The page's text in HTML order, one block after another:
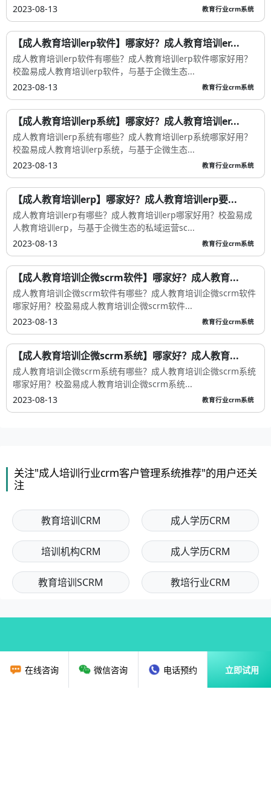
2023-08-13
教育行业crm系统
【成人教育培训erp软件】哪家好？成人教育培训er...
成人教育培训erp软件有哪些？成人教育培训erp软件哪家好用？
校盈易成人教育培训erp软件，与基于企微生态...
2023-08-13
教育行业crm系统
【成人教育培训erp系统】哪家好？成人教育培训er...
成人教育培训erp系统有哪些？成人教育培训erp系统哪家好用？
校盈易成人教育培训erp系统，与基于企微生态...
2023-08-13
教育行业crm系统
【成人教育培训erp】哪家好？成人教育培训erp要...
成人教育培训erp有哪些？成人教育培训erp哪家好用？校盈易成
人教育培训erp，与基于企微生态的私域运营sc...
2023-08-13
教育行业crm系统
【成人教育培训企微scrm软件】哪家好？成人教育...
成人教育培训企微scrm软件有哪些？成人教育培训企微scrm软件
哪家好用？校盈易成人教育培训企微scrm软件...
2023-08-13
教育行业crm系统
【成人教育培训企微scrm系统】哪家好？成人教育...
成人教育培训企微scrm系统有哪些？成人教育培训企微scrm系统
哪家好用？校盈易成人教育培训企微scrm系统...
2023-08-13
教育行业crm系统
关注"成人培训行业crm客户管理系统推荐"的用户还关
注
教育培训CRM 成人学历CRM
培训机构CRM 成人学历CRM
教育培训SCRM 教培行业CRM
在线咨询 微信咨询 电话预约 立即试用